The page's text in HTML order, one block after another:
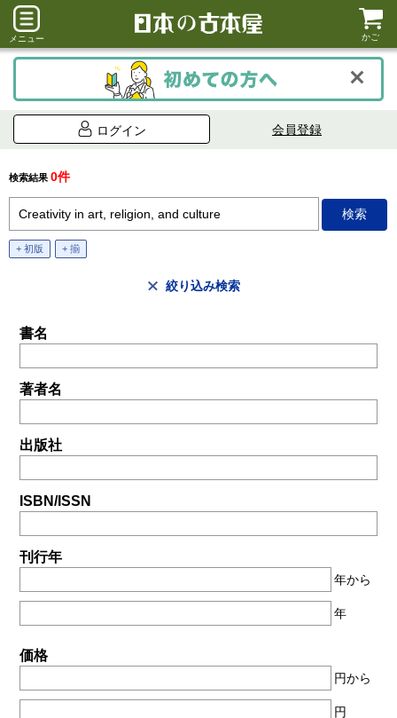
メニュー かご
ログイン 会員登録
検索結果 0件
+ 初版 + 揃
絞り込み検索
書名
著者名
出版社
ISBN/ISSN
刊行年
年から
年
価格
円から
円